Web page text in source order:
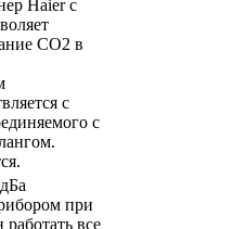
Haier с
СО2 в
с
с
при
все